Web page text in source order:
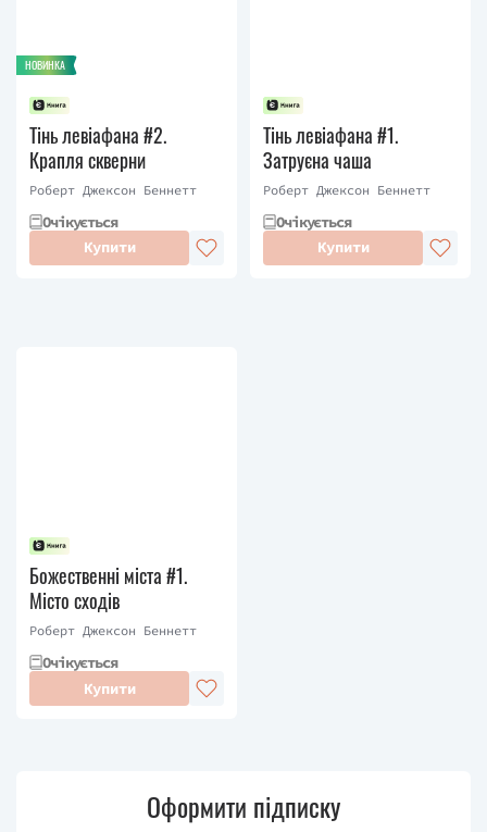
НОВИНКА
Тінь левіафана #2.
Крапля скверни
Роберт Джексон Беннетт
Очікується
Купити
Тінь левіафана #1.
Затруєна чаша
Роберт Джексон Беннетт
Очікується
Купити
Божественні міста #1.
Місто сходів
Роберт Джексон Беннетт
Очікується
Купити
Оформити підписку